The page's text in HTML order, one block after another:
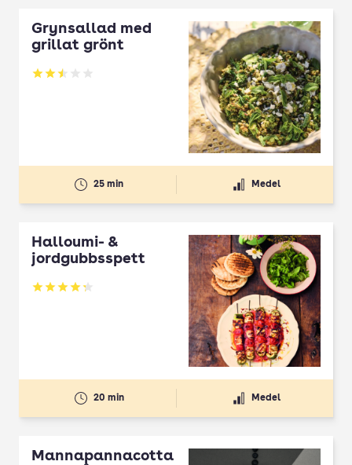
Grynsallad med
grillat grönt
Betyg: 2.5 av 5
25 min Medel
Halloumi- &
jordgubbsspett
Betyg: 4.3 av 5
20 min Medel
Mannapannacotta